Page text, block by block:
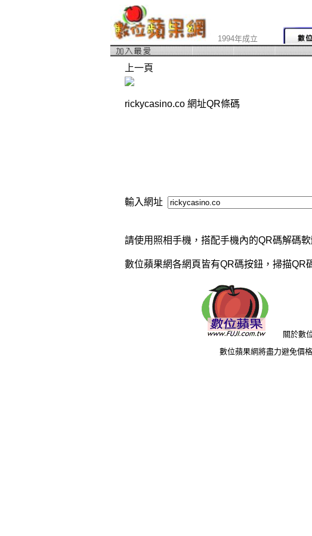
1994年成立
上一頁
rickycasino.co 網址QR條碼
輸入網址
請使用照相手機，搭配手機內的QR碼解碼
數位蘋果網各網頁皆有QR碼按鈕，掃描QR
關於數
數位蘋果網將盡力避免價